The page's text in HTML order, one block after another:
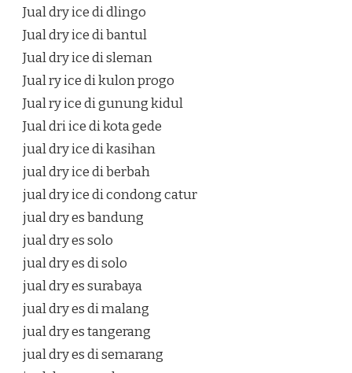
Jual dry ice di dlingo
Jual dry ice di bantul
Jual dry ice di sleman
Jual ry ice di kulon progo
Jual ry ice di gunung kidul
Jual dri ice di kota gede
jual dry ice di kasihan
jual dry ice di berbah
jual dry ice di condong catur
jual dry es bandung
jual dry es solo
jual dry es di solo
jual dry es surabaya
jual dry es di malang
jual dry es tangerang
jual dry es di semarang